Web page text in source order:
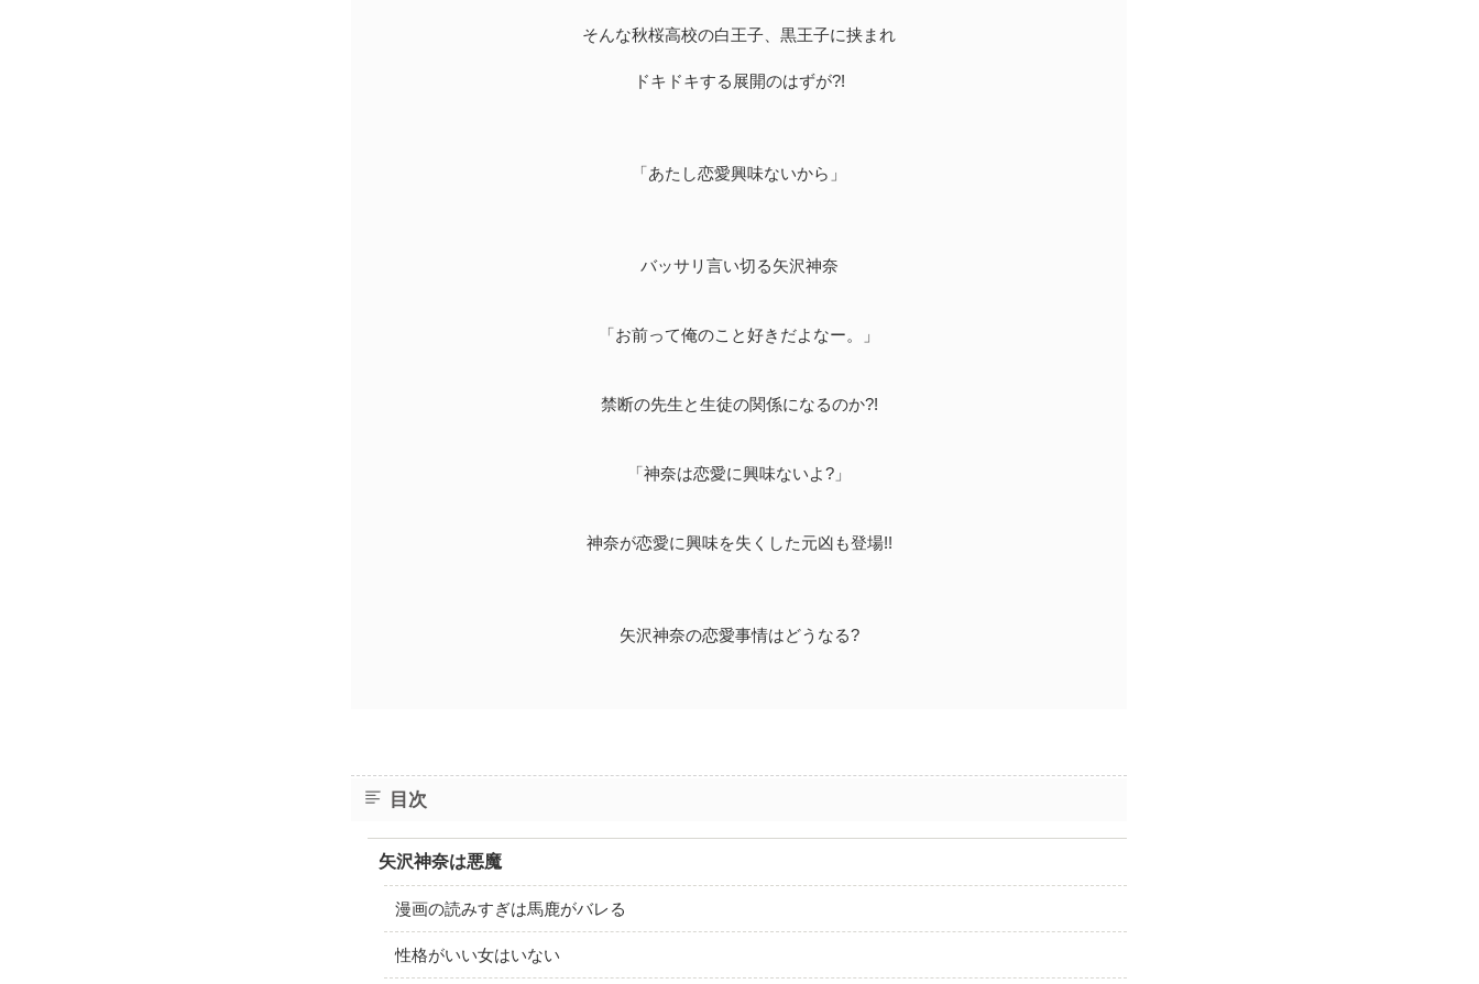
そんな秋桜高校の白王子、黒王子に挟まれ
ドキドキする展開のはずが?!
「あたし恋愛興味ないから」
バッサリ言い切る矢沢神奈
「お前って俺のこと好きだよなー。」
禁断の先生と生徒の関係になるのか?!
「神奈は恋愛に興味ないよ?」
神奈が恋愛に興味を失くした元凶も登場!!
矢沢神奈の恋愛事情はどうなる?
目次
矢沢神奈は悪魔
漫画の読みすぎは馬鹿がバレる
性格がいい女はいない